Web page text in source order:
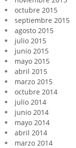
octubre 2015
septiembre 2015
agosto 2015
julio 2015
junio 2015
mayo 2015
abril 2015
marzo 2015
octubre 2014
julio 2014
junio 2014
mayo 2014
abril 2014
marzo 2014